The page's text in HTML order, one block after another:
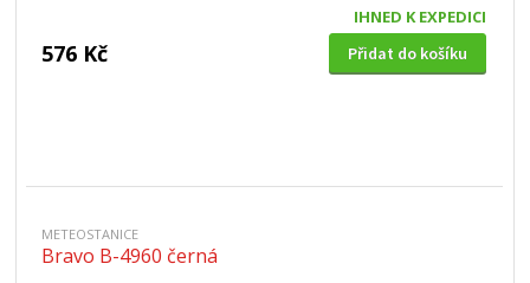
IHNED K EXPEDICI
576 Kč Přidat do košíku
METEOSTANICE
Bravo B-4960 černá